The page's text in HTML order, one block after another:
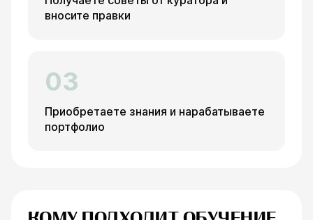
вносите правки
03
Приобретаете знания и нарабатываете
портфолио